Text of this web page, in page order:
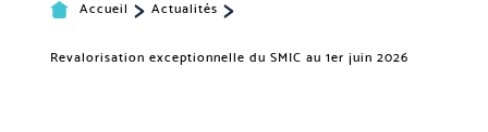
Accueil > Actualités >
Revalorisation exceptionnelle du SMIC au 1er juin 2026